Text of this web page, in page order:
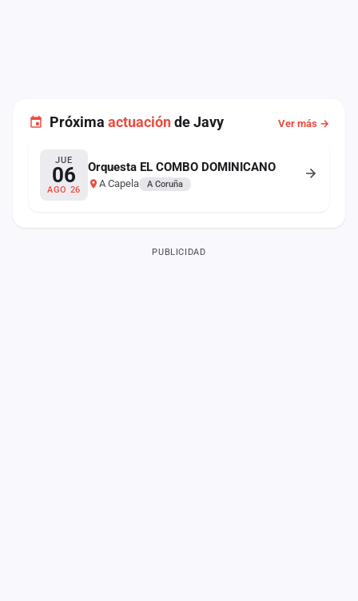
Próxima actuaciónde Javy Ver más →
JUE
06
AGO 26
Orquesta EL COMBO DOMINICANO
A Capela A Coruña
PUBLICIDAD